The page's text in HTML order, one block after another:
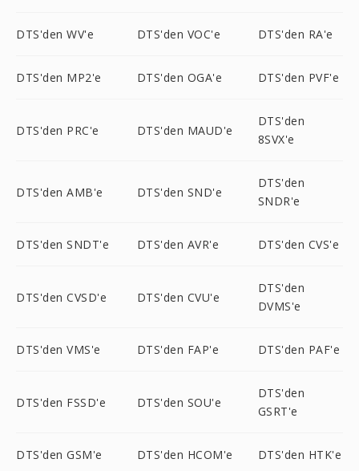
DTS'den WV'e DTS'den VOC'e DTS'den RA'e
DTS'den MP2'e DTS'den OGA'e DTS'den PVF'e
DTS'den PRC'e DTS'den MAUD'e
DTS'den
8SVX'e
DTS'den AMB'e DTS'den SND'e
DTS'den
SNDR'e
DTS'den SNDT'e DTS'den AVR'e DTS'den CVS'e
DTS'den CVSD'e DTS'den CVU'e
DTS'den
DVMS'e
DTS'den VMS'e DTS'den FAP'e DTS'den PAF'e
DTS'den FSSD'e DTS'den SOU'e
DTS'den
GSRT'e
DTS'den GSM'e DTS'den HCOM'e DTS'den HTK'e